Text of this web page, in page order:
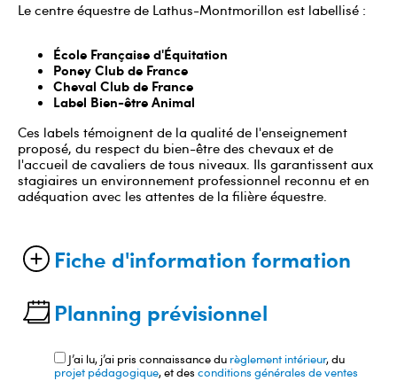
Le centre équestre de Lathus-Montmorillon est labellisé :
École Française d'Équitation
Poney Club de France
Cheval Club de France
Label Bien-être Animal
Ces labels témoignent de la qualité de l'enseignement
proposé, du respect du bien-être des chevaux et de
l'accueil de cavaliers de tous niveaux. Ils garantissent aux
stagiaires un environnement professionnel reconnu et en
adéquation avec les attentes de la filière équestre.
Fiche d'information formation
Planning prévisionnel
J’ai lu, j’ai pris connaissance du règlement intérieur, du
projet pédagogique, et des conditions générales de ventes